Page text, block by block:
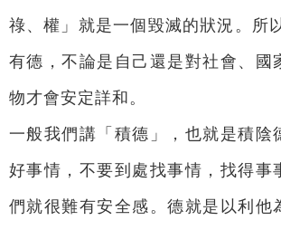
祿、權」就是一個毀滅的狀況。所
有德，不論是自己還是對社會、國
物才會安定詳和。
一般我們講「積德」，也就是積陰
好事情，不要到處找事情，找得事
們就很難有安全感。德就是以利他